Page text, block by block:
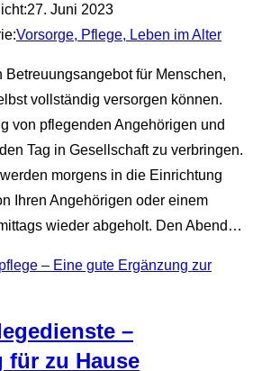
27. Juni 2023
Vorsorge, Pflege, Leben im Alter
Betreuungsangebot für Menschen,
vollständig versorgen können.
von pflegenden Angehörigen und
Tag in Gesellschaft zu verbringen.
morgens in die Einrichtung
Ihren Angehörigen oder einem
wieder abgeholt. Den Abend…
– Eine gute Ergänzung zur
–
für zu Hause